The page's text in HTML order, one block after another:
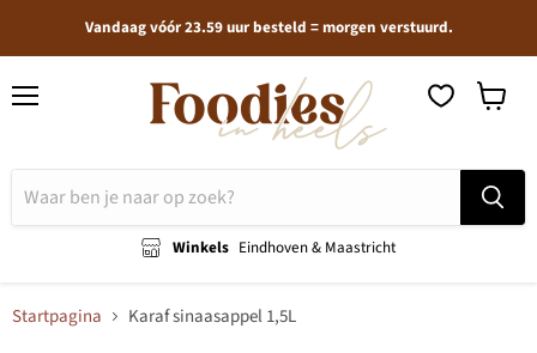
Vandaag vóór 23.59 uur besteld = morgen verstuurd.
Winkels Eindhoven & Maastricht
Startpagina Karaf sinaasappel 1,5L